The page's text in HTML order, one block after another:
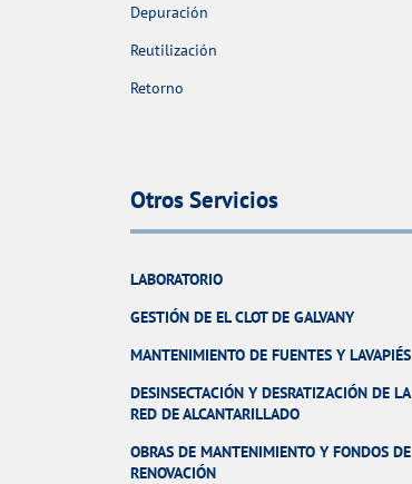
Depuración
Reutilización
Retorno
Otros Servicios
LABORATORIO
GESTIÓN DE EL CLOT DE GALVANY
MANTENIMIENTO DE FUENTES Y LAVAPIÉS
DESINSECTACIÓN Y DESRATIZACIÓN DE LA
RED DE ALCANTARILLADO
OBRAS DE MANTENIMIENTO Y FONDOS DE
RENOVACIÓN